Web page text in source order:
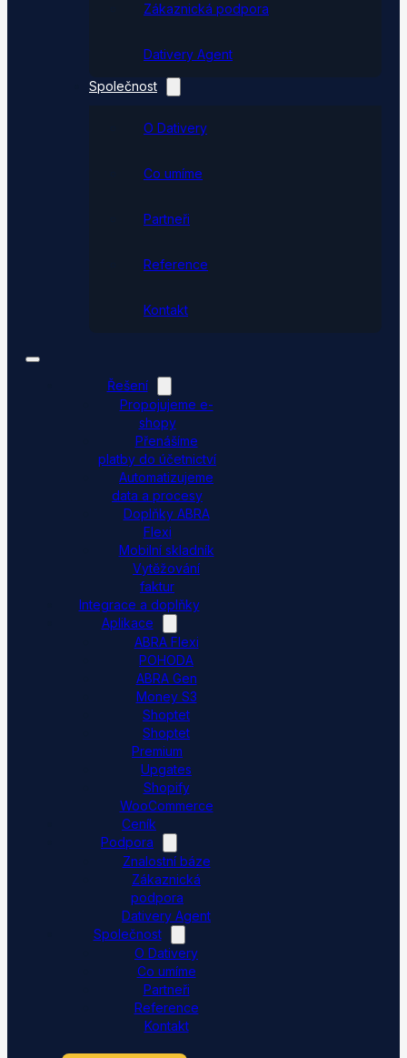
Zákaznická podpora
Dativery Agent
Společnost
O Dativery
Co umíme
Partneři
Reference
Kontakt
Řešení
Propojujeme e-
shopy
Přenášíme
platby do účetnictví
Automatizujeme
data a procesy
Doplňky ABRA
Flexi
Mobilní skladník
Vytěžování
faktur
Integrace a doplňky
Aplikace
ABRA Flexi
POHODA
ABRA Gen
Money S3
Shoptet
Shoptet
Premium
Upgates
Shopify
WooCommerce
Ceník
Podpora
Znalostní báze
Zákaznická
podpora
Dativery Agent
Společnost
O Dativery
Co umíme
Partneři
Reference
Kontakt